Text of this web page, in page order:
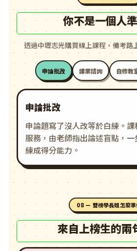
你不是一個人
透過中壢志光購買線上課程，備考路
申論批改 課業諮詢 自修教
申論批改
申論題寫了沒人改等於白練。
服務，由老師指出論述盲點，
練成得分能力。
08 — 雙榜學長姐怎麼準
來自上榜生的兩